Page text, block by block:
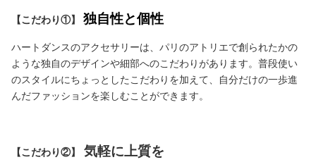
【こだわり①】 独自性と個性
ハートダンスのアクセサリーは、パリのアトリエで創られたかの
ような独自のデザインや細部へのこだわりがあります。普段使い
のスタイルにちょっとしたこだわりを加えて、自分だけの一歩進
んだファッションを楽しむことができます。
【こだわり②】 気軽に上質を